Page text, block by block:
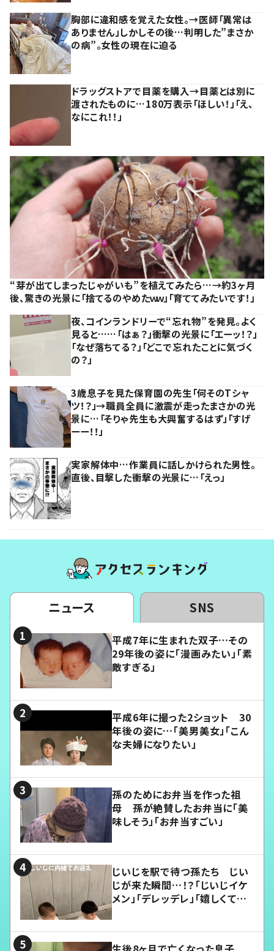
胸部に違和感を覚えた女性。→医師「異常は
ありません」しかしその後…判明した”まさか
の病”。女性の現在に迫る
ドラッグストアで目薬を購入→目薬とは別に
渡されたものに…180万表示「ほしい！」「え、
なにこれ！！」
“芽が出てしまったじゃがいも”を植えてみたら…→約3ヶ月
後、驚きの光景に「捨てるのやめたｗｗ」「育ててみたいです！」
夜、コインランドリーで“忘れ物”を発見。よく
見ると……「はぁ？」衝撃の光景に「エーッ！？」
「なぜ落ちてる？」「どこで忘れたことに気づく
の？」
3歳息子を見た保育園の先生「何そのTシャ
ツ！？」→職員全員に激震が走ったまさかの光
景に…「そりゃ先生も大興奮するはず」「すげ
ーー！！」
実家解体中…作業員に話しかけられた男性。
直後、目撃した衝撃の光景に…「えっ」
ニュース SNS
平成7年に生まれた双子…その
29年後の姿に「漫画みたい」「素
敵すぎる」
平成6年に撮った2ショット 30
年後の姿に…「美男美女」「こん
な夫婦になりたい」
孫のためにお弁当を作った祖
母 孫が絶賛したお弁当に「美
味しそう」「お弁当すごい」
じいじを駅で待つ孫たち じい
じが来た瞬間…！？「じいじイケ
メン」「デレッデレ」「嬉しくて可